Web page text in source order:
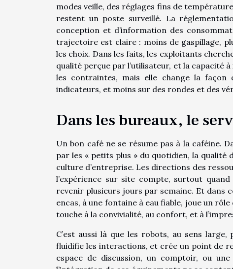
modes veille, des réglages fins de
restent un poste surveillé. La
conception et d’information des
trajectoire est claire : moins de gaspillage,
les choix. Dans les faits, les exploitants
qualité perçue par l’utilisateur, et la capacité
les contraintes, mais elle change la
indicateurs, et moins sur des rondes et des
Dans les bureaux, le
Un bon café ne se résume pas à la caféine.
par les « petits plus » du quotidien, la qualité
culture d’entreprise. Les directions des
l’expérience sur site compte, surtout
revenir plusieurs jours par semaine. Et dans
encas, à une fontaine à eau fiable, joue un
touche à la convivialité, au confort, et à
C’est aussi là que les robots, au sens
fluidifie les interactions, et crée un point de
espace de discussion, un comptoir, ou